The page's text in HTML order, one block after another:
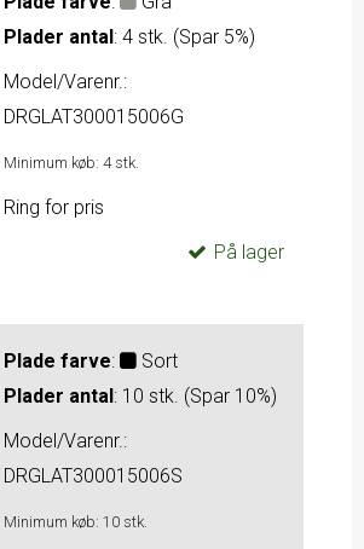
Plader antal : 4 stk. (Spar 5%)
Model/Varenr.:
DRGLAT300015006G
Minimum køb: 4 stk.
Ring for pris
På lager
Plade farve:
Sort
Plader antal : 10 stk. (Spar 10%)
Model/Varenr.:
DRGLAT300015006S
Minimum køb: 10 stk.